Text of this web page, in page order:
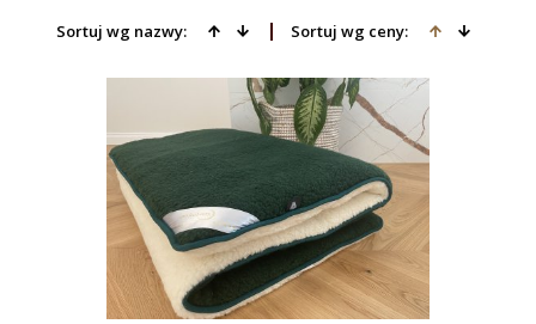
Sortuj wg nazwy: Sortuj wg ceny: